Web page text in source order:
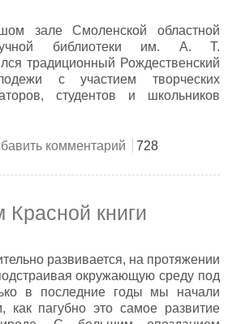
зале Смоленской областной
библиотеки им. А. Т.
традиционный Рождественский
с участием творческих
студентов и школьников
утренник
комментарий
728
Красной книги
развивается, на протяжении
окружающую среду под
в последние годы мы начали
как пагубно это самое развитие